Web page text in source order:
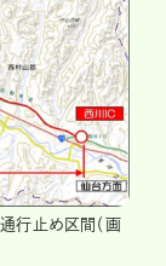
行止め区間（画